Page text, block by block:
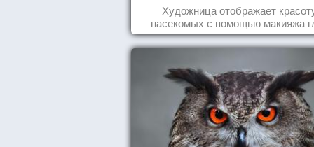
Художница отображает
насекомых с помощью макияжа